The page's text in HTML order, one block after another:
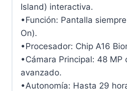
Island) interactiva.
•Función: Pantalla
On).
•Procesador: Chip A16
•Cámara Principal: 48 MP
avanzado.
•Autonomía: Hasta 29